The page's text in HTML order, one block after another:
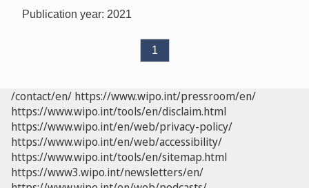
Publication year: 2021
1
/contact/en/ https://www.wipo.int/pressroom/en/
https://www.wipo.int/tools/en/disclaim.html
https://www.wipo.int/en/web/privacy-policy/
https://www.wipo.int/en/web/accessibility/
https://www.wipo.int/tools/en/sitemap.html
https://www3.wipo.int/newsletters/en/